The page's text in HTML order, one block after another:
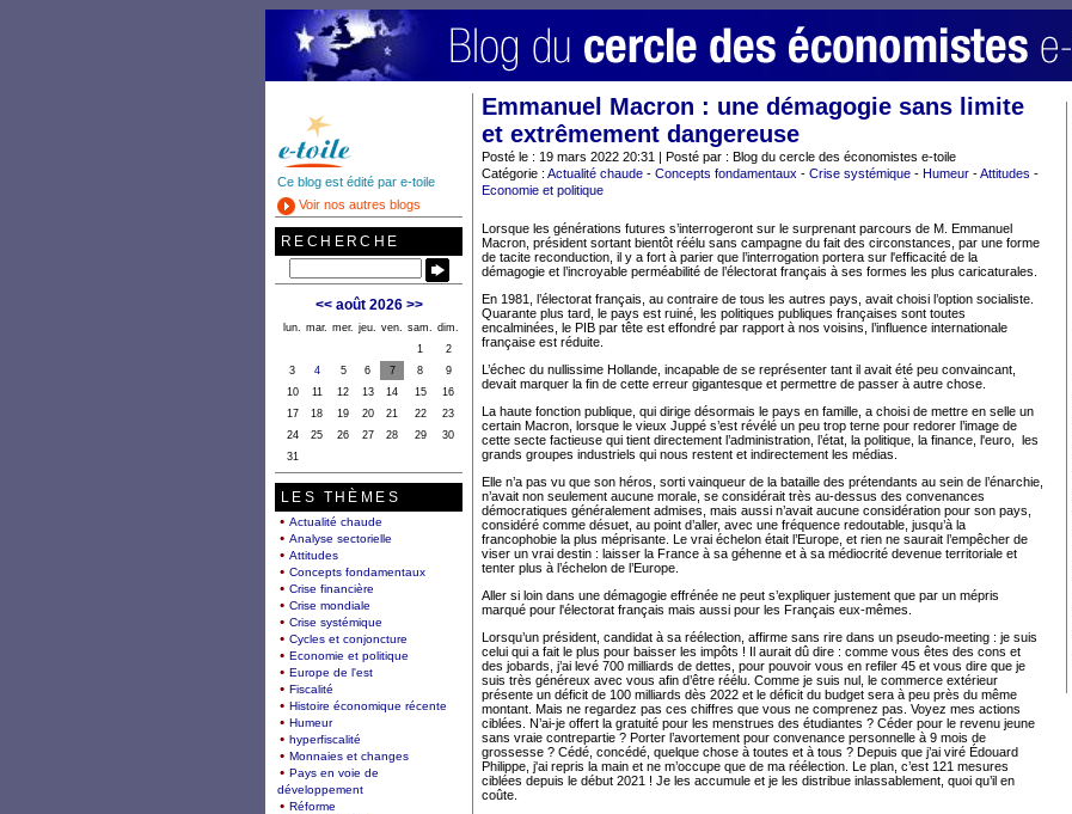
Emmanuel Macron : une démagogie sans limite
et extrêmement dangereuse
Posté le : 19 mars 2022 20:31 | Posté par : Blog du cercle des économistes e-toile
Catégorie : Actualité chaude - Concepts fondamentaux - Crise systémique - Humeur -Attitudes -
Economie et politique
Lorsque les générations futures s’interrogeront sur le surprenant parcours de M. Emmanuel
Macron, président sortant bientôt réélu sans campagne du fait des circonstances, par une forme
de tacite reconduction, il y a fort à parier que l’interrogation portera sur l'efficacité de la
démagogie et l’incroyable perméabilité de l’électorat français à ses formes les plus caricaturales.
En 1981, l’électorat français, au contraire de tous les autres pays, avait choisi l’option socialiste.
Quarante plus tard, le pays est ruiné, les politiques publiques françaises sont toutes
encalminées, le PIB par tête est effondré par rapport à nos voisins, l’influence internationale
française est réduite.
L’échec du nullissime Hollande, incapable de se représenter tant il avait été peu convaincant,
devait marquer la fin de cette erreur gigantesque et permettre de passer à autre chose.
La haute fonction publique, qui dirige désormais le pays en famille, a choisi de mettre en selle un
certain Macron, lorsque le vieux Juppé s’est révélé un peu trop terne pour redorer l’image de
cette secte factieuse qui tient directement l’administration, l’état, la politique, la finance, l'euro, les
grands groupes industriels qui nous restent et indirectement les médias.
Elle n’a pas vu que son héros, sorti vainqueur de la bataille des prétendants au sein de l’énarchie,
n’avait non seulement aucune morale, se considérait très au-dessus des convenances
démocratiques généralement admises, mais aussi n’avait aucune considération pour son pays,
considéré comme désuet, au point d’aller, avec une fréquence redoutable, jusqu’à la
francophobie la plus méprisante. Le vrai échelon était l’Europe, et rien ne saurait l’empêcher de
viser un vrai destin : laisser la France à sa géhenne et à sa médiocrité devenue territoriale et
tenter plus à l’échelon de l’Europe.
Aller si loin dans une démagogie effrénée ne peut s’expliquer justement que par un mépris
marqué pour l'électorat français mais aussi pour les Français eux-mêmes.
Lorsqu’un président, candidat à sa réélection, affirme sans rire dans un pseudo-meeting : je suis
celui qui a fait le plus pour baisser les impôts ! Il aurait dû dire : comme vous êtes des cons et
des jobards, j’ai levé 700 milliards de dettes, pour pouvoir vous en refiler 45 et vous dire que je
suis très généreux avec vous afin d’être réélu. Comme je suis nul, le commerce extérieur
présente un déficit de 100 milliards dès 2022 et le déficit du budget sera à peu près du même
montant. Mais ne regardez pas ces chiffres que vous ne comprenez pas. Voyez mes actions
ciblées. N’ai-je offert la gratuité pour les menstrues des étudiantes ? Céder pour le revenu jeune
sans vraie contrepartie ? Porter l’avortement pour convenance personnelle à 9 mois de
grossesse ? Cédé, concédé, quelque chose à toutes et à tous ? Depuis que j’ai viré Édouard
Philippe, j'ai repris la main et ne m’occupe que de ma réélection. Le plan, c’est 121 mesures
ciblées depuis le début 2021 ! Je les accumule et je les distribue inlassablement, quoi qu’il en
coûte.
Ce blog est édité par e-toile
Voir nos autres blogs
RECHERCHE
<< août 2026 >>
lun. mar. mer. jeu. ven. sam.
dim.
1
2
3
4 5 6 7 8
9
10
11 12 13 14 15
16
17
18 19 20 21 22
23
24
25 26 27 28 29
30
31
LES THÈMES
Actualité chaude
Analyse sectorielle
Attitudes
Concepts fondamentaux
Crise financière
Crise mondiale
Crise systémique
Cycles et conjoncture
Economie et politique
Europe de l'est
Fiscalité
Histoire économique récente
Humeur
hyperfiscalité
Monnaies et changes
Pays en voie de
développement
Réforme